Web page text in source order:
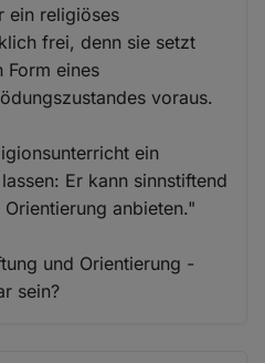
ein religiöses
frei, denn sie setzt
Form eines
voraus.
ein
Er kann sinnstiftend
anbieten."
und Orientierung -
sein?